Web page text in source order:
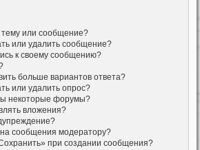
тему или сообщение?
или удалить сообщение?
к своему сообщению?
больше вариантов ответа?
или удалить опрос?
некоторые форумы?
вложения?
сообщения модератору?
при создании сообщения?